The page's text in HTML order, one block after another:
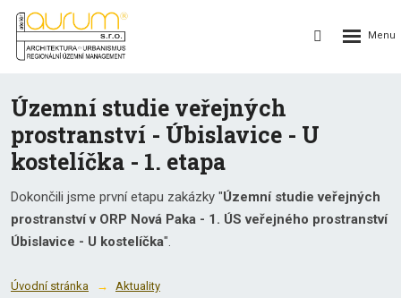
Vyhledávání
Rozbalení
Územní studie veřejných
prostranství - Úbislavice - U
kostelíčka - 1. etapa
Dokončili jsme první etapu zakázky "Územní studie veřejných
prostranství v ORP Nová Paka - 1. ÚS veřejného prostranství
Úbislavice - U kostelíčka".
Úvodní stránka
Aktuality